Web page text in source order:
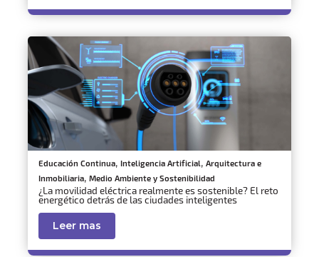
Educación Continua, Inteligencia Artificial, Arquitectura e
Inmobiliaria, Medio Ambiente y Sostenibilidad
¿La movilidad eléctrica realmente es sostenible? El reto
energético detrás de las ciudades inteligentes
Leer mas